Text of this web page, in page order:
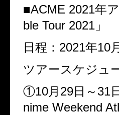
■ACME 2021年
ble Tour 2021」
日程：2021年10
ツアースケジュ
①10月29日～31
nime Weekend